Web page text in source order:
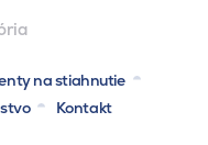
na stiahnutie
Kontakt